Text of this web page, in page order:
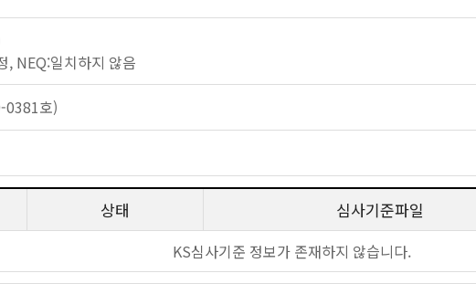
NEQ:일치하지 않음
0381호)
상태 심사기준파일
KS심사기준 정보가 존재하지 않습니다.